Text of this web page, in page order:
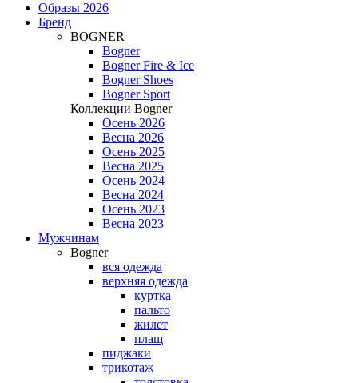
Образы 2026
Бренд
BOGNER
Bogner
Bogner Fire & Ice
Bogner Shoes
Bogner Sport
Коллекции Bogner
Осень 2026
Весна 2026
Осень 2025
Весна 2025
Осень 2024
Весна 2024
Осень 2023
Весна 2023
Мужчинам
Bogner
вся одежда
верхняя одежда
куртка
пальто
жилет
плащ
пиджаки
трикотаж